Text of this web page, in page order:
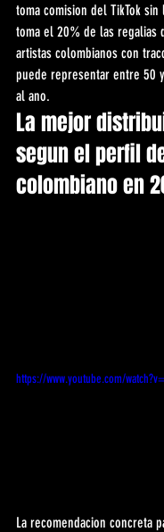
toma comision del TikTok sin
toma el 20% de las regalias
artistas colombianos con
puede representar entre 50
al ano.
La mejor
segun el perfil
colombiano en
https://www.youtube.com/
La recomendacion concreta